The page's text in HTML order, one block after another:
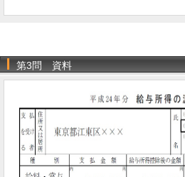
第3問 資料